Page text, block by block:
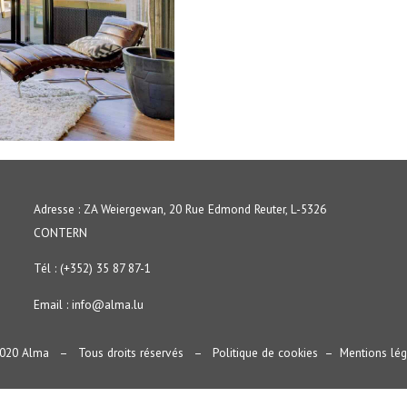
Adresse : ZA Weiergewan, 20 Rue Edmond Reuter, L-5326
CONTERN
Tél : (+352) 35 87 87-1
Email :info@alma.lu
Alma – Tous droits réservés – Politique de cookies – Mentions